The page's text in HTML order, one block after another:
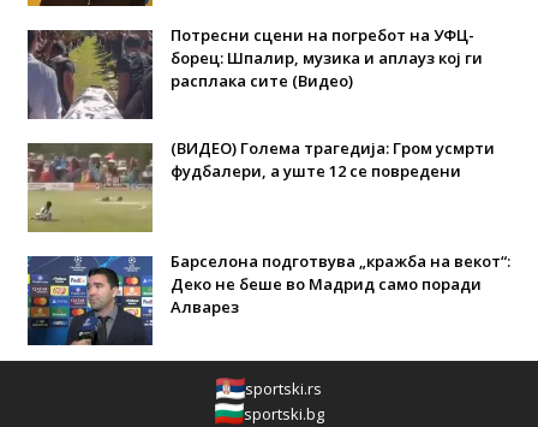
Потресни сцени на погребот на УФЦ-
борец: Шпалир, музика и аплауз кој ги
расплака сите (Видео)
(ВИДЕО) Голема трагедија: Гром усмрти
фудбалери, а уште 12 се повредени
Барселона подготвува „кражба на векот“:
Деко не беше во Мадрид само поради
Алварез
sportski.rs
sportski.bg